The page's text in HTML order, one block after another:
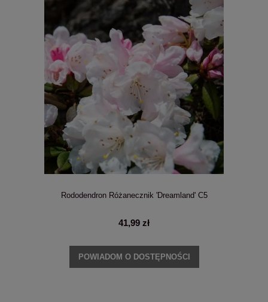
Rododendron Różanecznik 'Dreamland' C5
41,99 zł
POWIADOM O DOSTĘPNOŚCI